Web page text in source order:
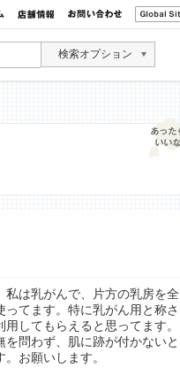
検索オプション
は乳がんで、片方の乳房を全
てます。特に乳がん用と称さ
してもらえると思ってます。
問わず、肌に跡が付かないと
お願いします。